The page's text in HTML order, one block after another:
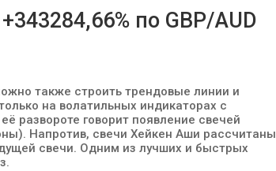
по GBP/AUD
также строить трендовые линии и
на волатильных индикаторах с
развороте говорит появление свечей
Напротив, свечи Хейкен Аши рассчитаны
свечи. Одним из лучших и быстрых